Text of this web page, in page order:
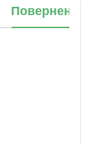
Повернення